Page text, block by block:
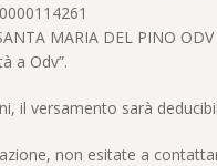
MARIA DEL PINO ODV
a Odv”.
il versamento sarà
non esitate a